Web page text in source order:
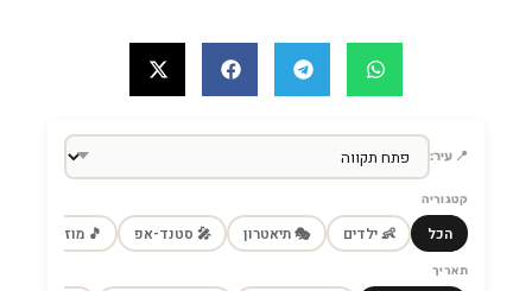
📍 עיר:
קטגוריה
הכל 👶 ילדים 🎭 תיאטרון 🎤 סטנד-אפ 🎵 מוזיקה
תאריך